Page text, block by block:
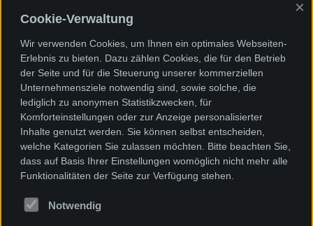
Wir bieten für Ihren Bedarf die optimale
Lösung.
Nehmen Sie Kontakt mit uns auf.
Telefon +49 (0)7622 / 66 71 15 - 0
Das Unternehmen
Cookie-Verwaltung
×
Wir verwenden Cookies, um Ihnen ein optimales Webseiten-
Erlebnis zu bieten. Dazu zählen Cookies, die für den Betrieb
der Seite und für die Steuerung unserer kommerziellen
Unternehmensziele notwendig sind, sowie solche, die
lediglich zu anonymen Statistikzwecken, für
Komforteinstellungen oder zur Anzeige personalisierter
Inhalte genutzt werden. Sie können selbst entscheiden,
welche Kategorien Sie zulassen möchten. Bitte beachten Sie,
dass auf Basis Ihrer Einstellungen womöglich nicht mehr alle
Funktionalitäten der Seite zur Verfügung stehen.
Notwendig